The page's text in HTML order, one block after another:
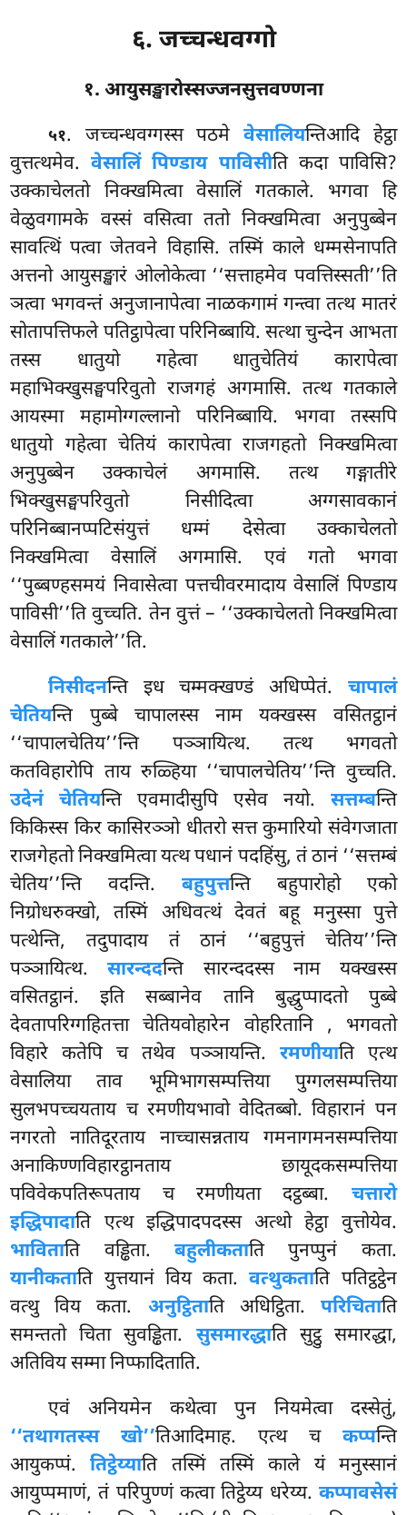
६. जच्चन्धवग्गो
१. आयुसङ्खारोस्सज्जनसुत्तवण्णना
५१. जच्चन्धवग्गस्सपठमेवेसालियन्तिआदि हेट्ठा
वुत्तत्थमेव.वेसालिं पिण्डाय पाविसीति कदा पाविसि?
उक्काचेलतो निक्खमित्वा वेसालिं गतकाले. भगवा हि
वेळुवगामके वस्सं वसित्वा ततो निक्खमित्वा अनुपुब्बेन
सावत्थिं पत्वा जेतवने विहासि. तस्मिं काले धम्मसेनापति
अत्तनो आयुसङ्खारं ओलोकेत्वा ‘‘सत्ताहमेव पवत्तिस्सती’’ति
ञत्वा भगवन्तं अनुजानापेत्वा नाळकगामं गन्त्वा तत्थ मातरं
सोतापत्तिफले पतिट्ठापेत्वा परिनिब्बायि. सत्था चुन्देन आभता
तस्स धातुयो गहेत्वा धातुचेतियं कारापेत्वा
महाभिक्खुसङ्घपरिवुतो राजगहं अगमासि. तत्थ गतकाले
आयस्मा महामोग्गल्लानो परिनिब्बायि. भगवा तस्सपि
धातुयो गहेत्वा चेतियं कारापेत्वा राजगहतो निक्खमित्वा
अनुपुब्बेन उक्काचेलं अगमासि. तत्थ गङ्गातीरे
भिक्खुसङ्घपरिवुतो निसीदित्वा अग्गसावकानं
परिनिब्बानप्पटिसंयुत्तं धम्मं देसेत्वा उक्काचेलतो
निक्खमित्वा वेसालिं अगमासि. एवं गतो भगवा
‘‘पुब्बण्हसमयं निवासेत्वा पत्तचीवरमादाय वेसालिं पिण्डाय
पाविसी’’ति वुच्चति. तेन वुत्तं – ‘‘उक्काचेलतो निक्खमित्वा
वेसालिं गतकाले’’ति.
निसीदनन्ति इध चम्मक्खण्डं अधिप्पेतं. चापालं
चेतियन्ति पुब्बे चापालस्स नाम यक्खस्स वसितट्ठानं
‘‘चापालचेतिय’’न्ति पञ्ञायित्थ. तत्थ भगवतो
कतविहारोपि ताय रुळ्हिया ‘‘चापालचेतिय’’न्ति वुच्चति.
उदेनं चेतियन्ति एवमादीसुपि एसेव नयो. सत्तम्बन्ति
किकिस्स किर कासिरञ्ञो धीतरो सत्त कुमारियो संवेगजाता
राजगेहतो निक्खमित्वा यत्थ पधानं पदहिंसु, तं ठानं ‘‘सत्तम्बं
चेतिय’’न्ति वदन्ति. बहुपुत्तन्ति बहुपारोहो एको
निग्रोधरुक्खो, तस्मिं अधिवत्थं देवतं बहू मनुस्सा पुत्ते
पत्थेन्ति, तदुपादाय तं ठानं ‘‘बहुपुत्तं चेतिय’’न्ति
पञ्ञायित्थ.सारन्ददन्ति सारन्ददस्स नाम यक्खस्स
वसितट्ठानं. इति सब्बानेव तानि बुद्धुप्पादतो पुब्बे
देवतापरिग्गहितत्ता चेतियवोहारेन वोहरितानि , भगवतो
विहारे कतेपि च तथेव पञ्ञायन्ति. रमणीयाति एत्थ
वेसालिया ताव भूमिभागसम्पत्तिया पुग्गलसम्पत्तिया
सुलभपच्चयताय च रमणीयभावो वेदितब्बो. विहारानं पन
नगरतो नातिदूरताय नाच्चासन्नताय गमनागमनसम्पत्तिया
अनाकिण्णविहारट्ठानताय छायूदकसम्पत्तिया
पविवेकपतिरूपताय च रमणीयता दट्ठब्बा. चत्तारो
इद्धिपादाति एत्थ इद्धिपादपदस्स अत्थो हेट्ठा वुत्तोयेव.
भाविताति वड्ढिता. बहुलीकताति पुनप्पुनं कता.
यानीकताति युत्तयानं विय कता.वत्थुकताति पतिट्ठट्ठेन
वत्थु विय कता. अनुट्ठिताति अधिट्ठिता. परिचिताति
समन्ततो चिता सुवड्ढिता. सुसमारद्धाति सुट्ठु समारद्धा,
अतिविय सम्मा निप्फादिताति.
एवं अनियमेन कथेत्वा पुन नियमेत्वा दस्सेतुं,
‘‘तथागतस्स खो’’तिआदिमाह. एत्थ च कप्पन्ति
आयुकप्पं.तिट्ठेय्याति तस्मिं तस्मिं काले यं मनुस्सानं
आयुप्पमाणं, तं परिपुण्णं कत्वा तिट्ठेय्य धरेय्य. कप्पावसेसं